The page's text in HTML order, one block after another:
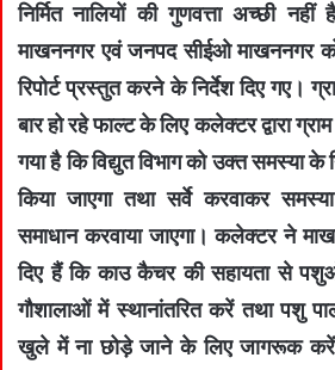
निर्मित नालियों की गुणवत्ता अच्छी
माखननगर एवं जनपद सीईओ माखननगर
रिपोर्ट प्रस्तुत करने के निर्देश दिए गए।
बार हो रहे फाल्ट के लिए कलेक्टर द्वारा
गया है कि विद्युत विभाग को उक्त समस्या के
किया जाएगा तथा सर्वे करवाकर
समाधान करवाया जाएगा। कलेक्‍टर ने
दिए हैं कि काउ कैचर की सहायता से
गौशालाओं में स्थानांतरित करें तथा पशु
खुले में ना छोड़े जाने के लिए जागरूक करें